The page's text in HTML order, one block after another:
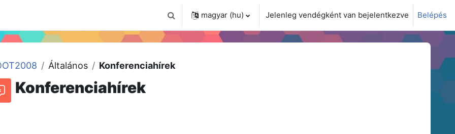
Keresési bemeneti adatok váltása
magyar ‎(hu)‎ Jelenleg vendégként van bejelentkezve Belépés
Általános Konferenciahírek
Konferenciahírek